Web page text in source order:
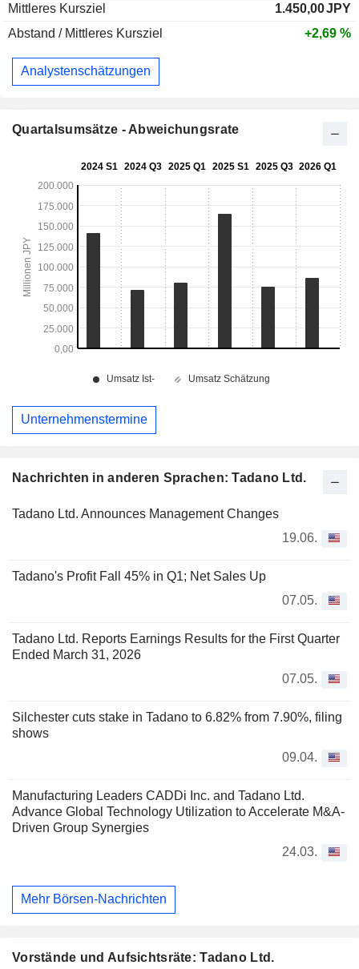
Nachrichten in anderen Sprachen: Tadano Ltd.
Tadano Ltd. Announces Management Changes
19.06.
Tadano's Profit Fall 45% in Q1; Net Sales Up
07.05.
Tadano Ltd. Reports Earnings Results for the First Quarter
Ended March 31, 2026
07.05.
Silchester cuts stake in Tadano to 6.82% from 7.90%, filing
shows
09.04.
Manufacturing Leaders CADDi Inc. and Tadano Ltd.
Advance Global Technology Utilization to Accelerate M&A-
Driven Group Synergies
24.03.
Mehr Börsen-Nachrichten
Vorstände und Aufsichtsräte: Tadano Ltd.
Mittleres Kursziel
1.450,00JPY
Abstand / Mittleres Kursziel
+2,69 %
Analystenschätzungen
Quartalsumsätze - Abweichungsrate
Unternehmenstermine